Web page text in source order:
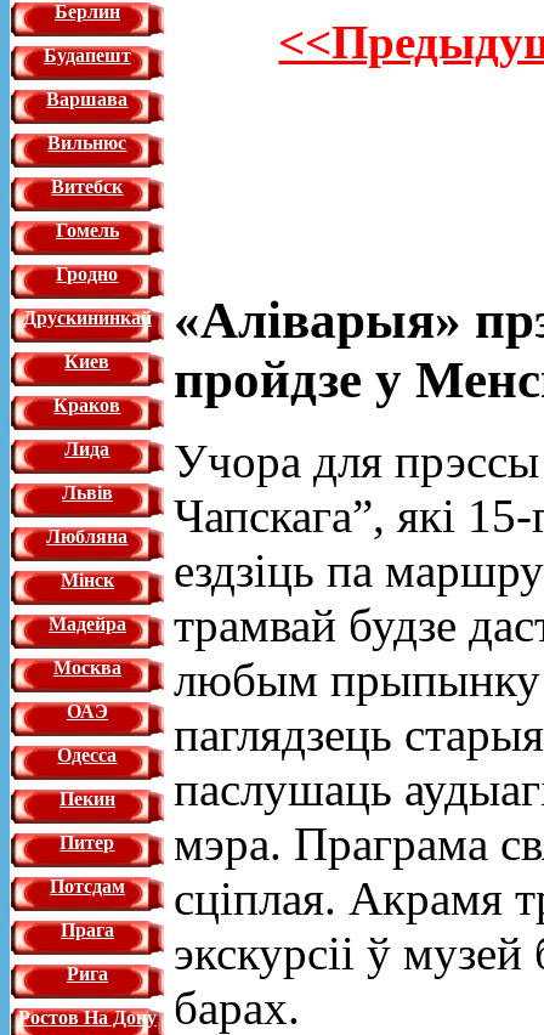
Берлин
Будапешт
Варшава
Вильнюс
Витебск
Гомель
Гродно
Друскининкай
Киев
Краков
Лида
Львiв
Любляна
Мінск
Мадейра
Москва
ОАЭ
Одесса
Пекин
Питер
Потсдам
Прага
Рига
Ростов На Дону
«Аліварыя»
пройдзе у
Учора для прэссы
Чапскага”, які
ездзіць па
трамвай будзе
любым прыпынку
паглядзець
паслушаць
мэра. Праграма
сціплая. Акрамя
экскурсіі ў
барах.